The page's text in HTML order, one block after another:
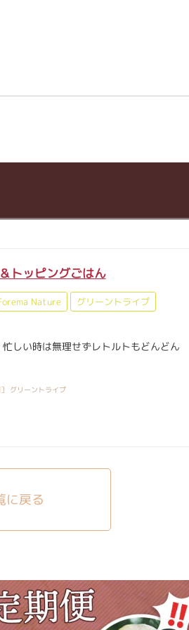
トッピングごはん
Nature
グリーントライプ
しい時は無理せずレトルトもどんどん
グリーントライプ
に戻る